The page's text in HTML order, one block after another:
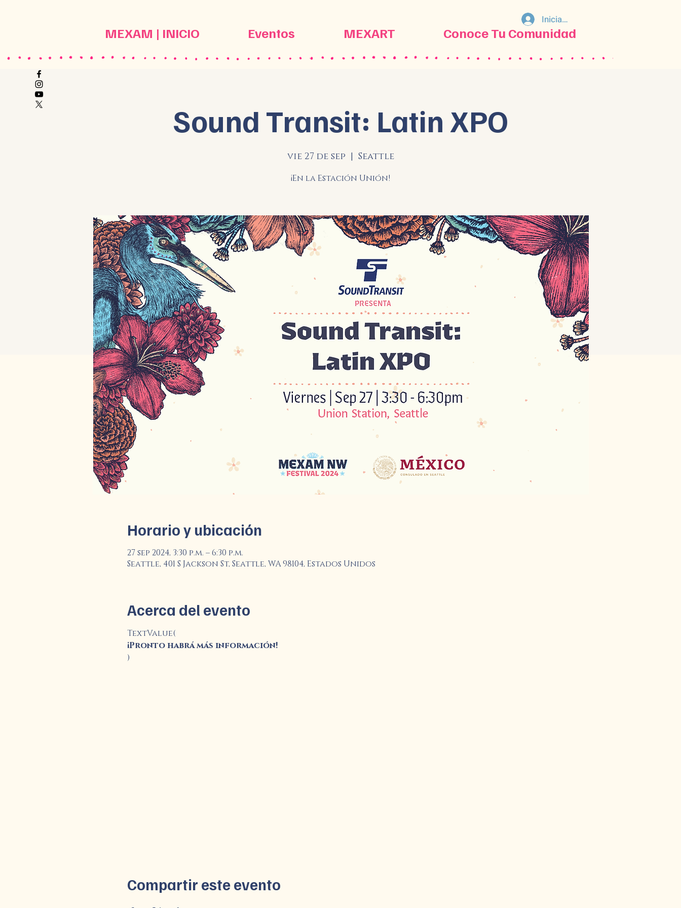
MEXAM | INICIO Eventos MEXART Conoce Tu Comunidad
Iniciar sesión
Sound Transit: Latin XPO
vie 27 de sep
  |
Seattle
¡En la Estación Unión!
Horario y ubicación
27 sep 2024, 3:30 p.m. – 6:30 p.m.
Seattle, 401 S Jackson St, Seattle, WA 98104, Estados Unidos
Acerca del evento
TextValue(
¡Pronto habrá más información!
)
Compartir este evento